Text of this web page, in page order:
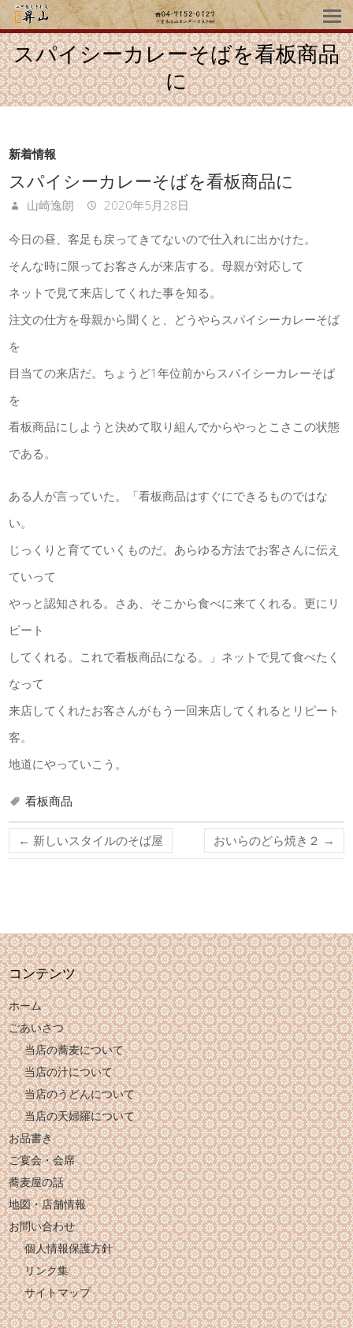
スパイシーカレーそばを看板商品
に
新着情報
スパイシーカレーそばを看板商品に
山崎逸朗 2020年5月28日
今日の昼、客足も戻ってきてないので仕入れに出かけた。
そんな時に限ってお客さんが来店する。母親が対応して
ネットで見て来店してくれた事を知る。
注文の仕方を母親から聞くと、どうやらスパイシーカレーそば
を
目当ての来店だ。ちょうど1年位前からスパイシーカレーそば
を
看板商品にしようと決めて取り組んでからやっとこさこの状態
である。
ある人が言っていた。「看板商品はすぐにできるものではな
い。
じっくりと育てていくものだ。あらゆる方法でお客さんに伝え
ていって
やっと認知される。さあ、そこから食べに来てくれる。更にリ
ピート
してくれる。これで看板商品になる。」ネットで見て食べたく
なって
来店してくれたお客さんがもう一回来店してくれるとリピート
客。
地道にやっていこう。
看板商品
← 新しいスタイルのそば屋 おいらのどら焼き２ →
コンテンツ
ホーム
ごあいさつ
当店の蕎麦について
当店の汁について
当店のうどんについて
当店の天婦羅について
お品書き
ご宴会・会席
蕎麦屋の話
地図・店舗情報
お問い合わせ
個人情報保護方針
リンク集
サイトマップ